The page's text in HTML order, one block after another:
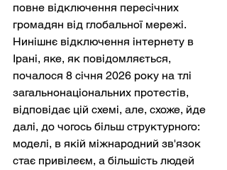
повне відключення пересічних
громадян від глобальної мережі.
Нинішнє відключення інтернету в
Ірані, яке, як повідомляється,
почалося 8 січня 2026 року на тлі
загальнонаціональних протестів,
відповідає цій схемі, але, схоже, йде
далі, до чогось більш структурного:
моделі, в якій міжнародний зв'язок
стає привілеєм, а більшість людей